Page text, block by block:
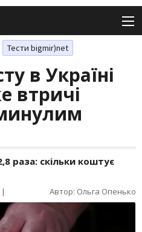
Тести bigmir)net
в Україні
втричі
раза: скільки коштує
| Автор: Ольга Опенько